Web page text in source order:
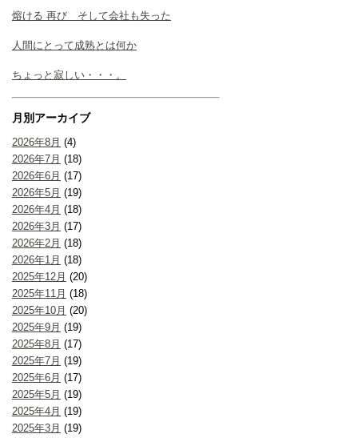
熔ける 再び そして会社も失った
人間にとって成熟とは何か
ちょっと寂しい・・・。
月別アーカイブ
2026年8月 (4)
2026年7月 (18)
2026年6月 (17)
2026年5月 (19)
2026年4月 (18)
2026年3月 (17)
2026年2月 (18)
2026年1月 (18)
2025年12月 (20)
2025年11月 (18)
2025年10月 (20)
2025年9月 (19)
2025年8月 (17)
2025年7月 (19)
2025年6月 (17)
2025年5月 (19)
2025年4月 (19)
2025年3月 (19)